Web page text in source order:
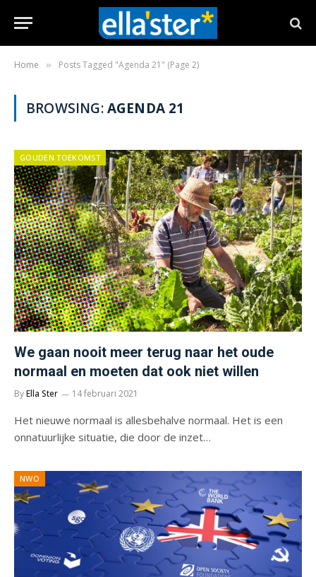
Home » Posts Tagged "Agenda 21" (Page 2)
BROWSING:AGENDA 21
GOUDEN TOEKOMST
We gaan nooit meer terug naar het oude
normaal en moeten dat ook niet willen
ByElla Ster 14 februari 2021
Het nieuwe normaal is allesbehalve normaal. Het is een
onnatuurlijke situatie, die door de inzet…
NWO